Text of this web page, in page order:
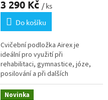
3 290 Kč / ks
Do košíku
Cvičební podložka Airex je
ideální pro využití při
rehabilitaci, gymnastice, józe,
posilování a při dalších
sportovních aktivitách.
Rozměry: 185x60x1,5cm.
Novinka